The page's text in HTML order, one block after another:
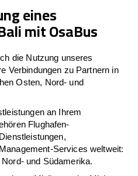
eines
mit OsaBus
die Nutzung unseres
Verbindungen zu Partnern in
Osten, Nord- und
an Ihrem
Flughafen-
Services weltweit:
und Südamerika.